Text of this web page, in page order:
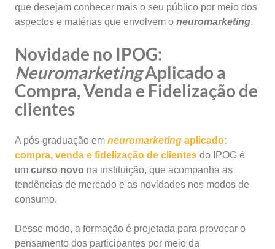
que desejam conhecer mais o seu público por meio dos
aspectos e matérias que envolvem o neuromarketing.
Novidade no IPOG:
NeuromarketingAplicado a
Compra, Venda e Fidelização de
clientes
A pós-graduação em neuromarketing aplicado:
compra, venda e fidelização de clientes do IPOG é
um curso novo na instituição, que acompanha as
tendências de mercado e as novidades nos modos de
consumo.
Desse modo, a formação é projetada para provocar o
pensamento dos participantes por meio da